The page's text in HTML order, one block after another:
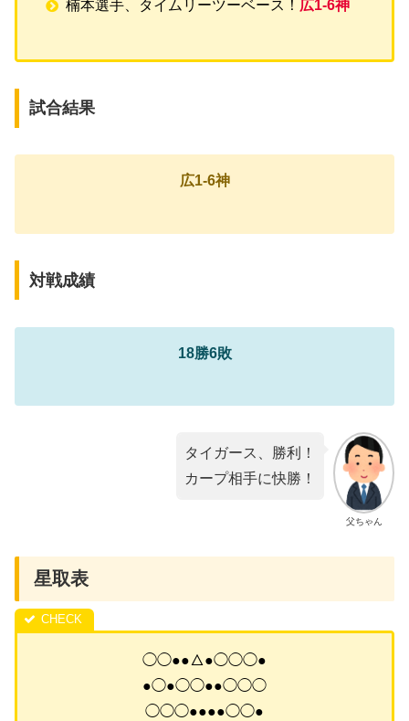
楠本選手、タイムリーツーベース！ 広1-6神
試合結果
広1-6神
対戦成績
18勝6敗
父ちゃん
タイガース、勝利！
カープ相手に快勝！
星取表
◯◯●●△●◯◯◯●
●◯●◯◯●●◯◯◯
◯◯◯●●●●◯◯●